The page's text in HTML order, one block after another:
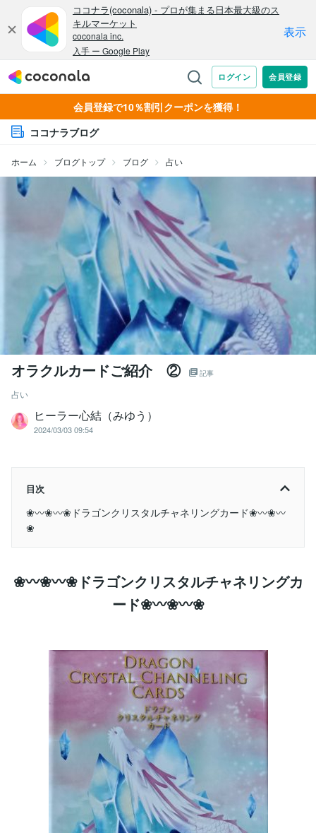
会員登録で10％割引クーポンを獲得！
ココナラブログ
ホーム ブログトップ ブログ 占い
オラクルカードご紹介 ② 記事
占い
ヒーラー心結（みゆう）
2024/03/03 09:54
目次
❀〰❀〰❀ドラゴンクリスタルチャネリングカード❀〰❀〰
❀
❀〰❀〰❀ドラゴンクリスタルチャネリングカ
ード❀〰❀〰❀